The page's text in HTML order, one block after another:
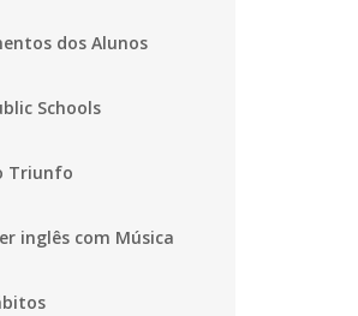
dos Alunos
Schools
Triunfo
inglês com Música